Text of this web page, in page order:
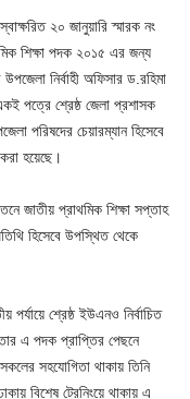
২০ জানুয়ারি স্মারক নং
শিক্ষা পদক ২০১৫ এর জন্য
নির্বাহী অফিসার ড.রহিমা
একই পত্রে শ্রেষ্ঠ জেলা প্রশাসক
পরিষদের চেয়ারম্যান হিসেবে
হয়েছে।
জাতীয় প্রাথমিক শিক্ষা সপ্তাহ
হিসেবে উপস্থিত থেকে
শ্রেষ্ঠ ইউএনও নির্বাচিত
এ পদক প্রাপ্তির পেছনে
সহযোগিতা থাকায় তিনি
বিশেষ ট্রেনিংয়ে থাকায় এ